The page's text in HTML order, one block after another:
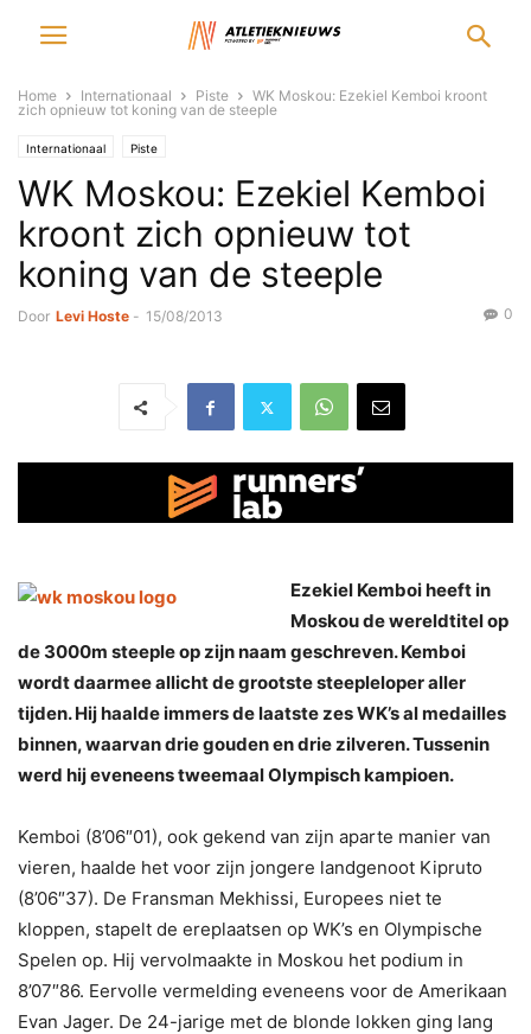
Home Internationaal Piste
WK Moskou: Ezekiel Kemboi kroont
zich opnieuw tot koning van de steeple
Internationaal Piste
WK Moskou: Ezekiel Kemboi
kroont zich opnieuw tot
koning van de steeple
Door Levi Hoste - 15/08/2013 0
Ezekiel Kemboi heeft in
Moskou de wereldtitel op
de 3000m steeple op zijn naam geschreven. Kemboi
wordt daarmee allicht de grootste steepleloper aller
tijden. Hij haalde immers de laatste zes WK’s al medailles
binnen, waarvan drie gouden en drie zilveren. Tussenin
werd hij eveneens tweemaal Olympisch kampioen.
Kemboi (8’06″01), ook gekend van zijn aparte manier van
vieren, haalde het voor zijn jongere landgenoot Kipruto
(8’06″37). De Fransman Mekhissi, Europees niet te
kloppen, stapelt de ereplaatsen op WK’s en Olympische
Spelen op. Hij vervolmaakte in Moskou het podium in
8’07″86. Eervolle vermelding eveneens voor de Amerikaan
Evan Jager. De 24-jarige met de blonde lokken ging lang